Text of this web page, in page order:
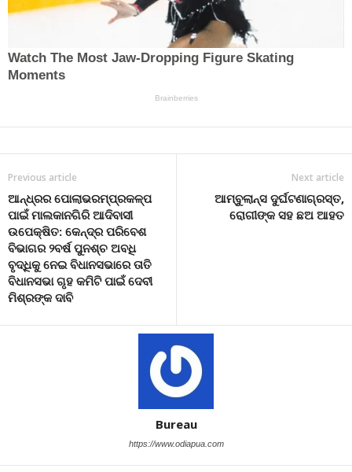
Previous article
ଆନ୍ଧ୍ରର ପୋଲାଭରମ୍‌ପ୍ରକଳ୍ପ
ପାଇଁ ମାଲକାନଗିରି ଆଦିବାସୀ
ଉପେକ୍ଷିତ: କେନ୍ଦ୍ର ପରିବେଶ
ବିଭାଗର ୨ବର୍ଷ ପୁନଶ୍ଚ ଅବଧି
ବୃଦ୍ଧିକୁ ନେଇ ବିଧାନସଭାରେ ତାତି
ବିଧାନସଭା ଗୃହ କମିଟି ପାଇଁ ଦେବୀ
ମିଶ୍ରଙ୍କ ଦାବି
Next article
ଆମ୍ବୁଲାନ୍ସ ଦୁର୍ଘଟଣାଗ୍ରସ୍ତ,
ରୋଗୀଙ୍କ ସହ ଛଅ ଆହତ
Bureau
https://www.odiapua.com